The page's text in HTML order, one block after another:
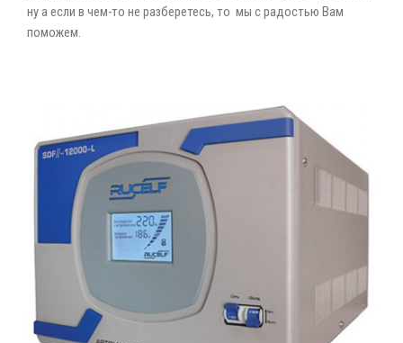
ну а если в чем-то не разберетесь, то мы с радостью Вам
поможем.